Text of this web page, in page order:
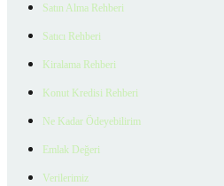
Satın Alma Rehberi
Satıcı Rehberi
Kiralama Rehberi
Konut Kredisi Rehberi
Ne Kadar Ödeyebilirim
Emlak Değeri
Verilerimiz